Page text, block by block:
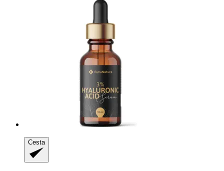
Cesta